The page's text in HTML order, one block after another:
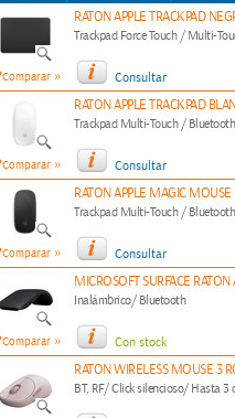
Comparar »
RATON APPLE TRACKPAD
Trackpad Force Touch / Multi-
Consultar
Comparar »
RATON APPLE TRACKPAD
Trackpad Multi-Touch /
Consultar
Comparar »
RATON APPLE MAGIC MOUSE
Trackpad Multi-Touch /
Consultar
Comparar »
MICROSOFT SURFACE RATON
Inalámbrico/ Bluetooth
Con stock
RATON WIRELESS MOUSE 3
BT, RF/ Click silencioso/ Hasta